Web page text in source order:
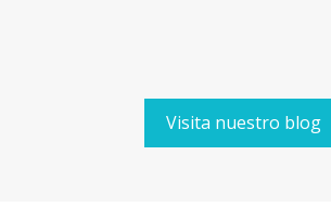
Visita nuestro blog